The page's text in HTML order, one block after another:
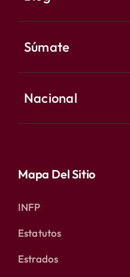
Súmate
Nacional
Mapa Del Sitio
INFP
Estatutos
Estrados